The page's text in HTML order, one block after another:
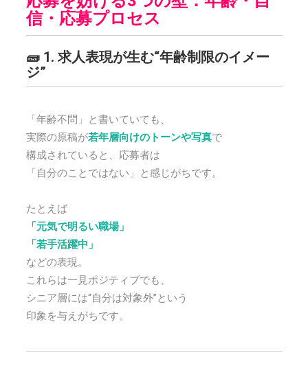
信・応募プロセス
🧱 1. 求人表現が生む“年齢制限のイメー
ジ”
「年齢不問」と書いていても、
実際の原稿が若年層向けのトーンや写真で
構成されていると、応募者は
「自分のことではない」と感じがちです。
たとえば
「元気で明るい職場」
「若手活躍中」
などの表現。
これらは一見ポジティブでも、
シニア層には“自分は対象外”という
印象を与えがちです。